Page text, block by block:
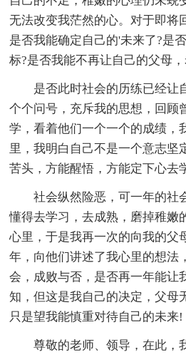
无法改变我茫然的心。对于即将
是否我能确定自己的'未来了?是
标?是否我能不再让自己的父母
是否此时社会的历练已经让
个个问号，充斥我的思想，回顾
学，看着他们一个一个的成绩，
里，我明白自己不是一个意志坚
苦头，方能醒悟，方能定下心去
社会纵然险恶，可一年的社
懂得去学习，去成熟，磨掉稚嫩
心里，于是我再一次的向我的父
年，向他们讲述了我心里的想法
会，成败与否，是否再一年能让
知，但这是我自己的决定，父母
只是望我能慎重对待自己的未来!
尊敬的老师、领导，在此，